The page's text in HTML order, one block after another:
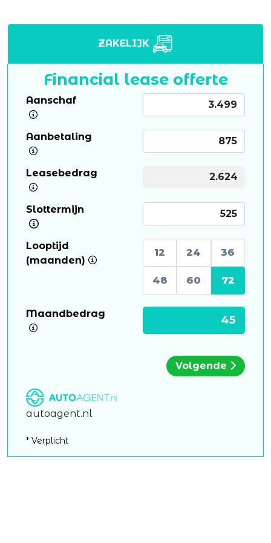
ZAKELIJK
Financial lease offerte
Aanschaf
Aanbetaling
Leasebedrag
Slottermijn
Looptijd
(maanden)
12 24 36
48 60 72
Maandbedrag
autoagent.nl
Volgende
* Verplicht